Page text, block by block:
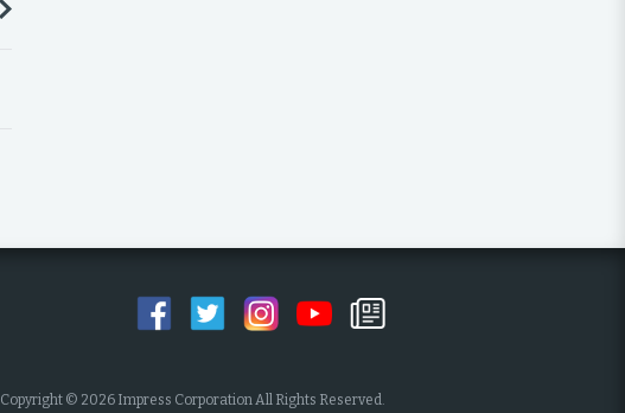
Copyright © 2026 Impress Corporation All Rights Reserved.